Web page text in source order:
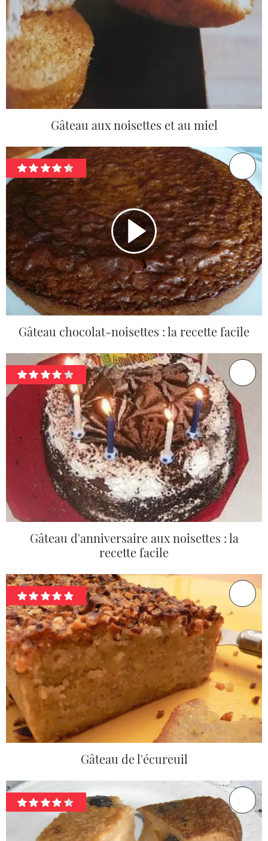
Gâteau aux noisettes et au miel
Gâteau chocolat-noisettes : la recette facile
Gâteau d'anniversaire aux noisettes : la
recette facile
Gâteau de l'écureuil